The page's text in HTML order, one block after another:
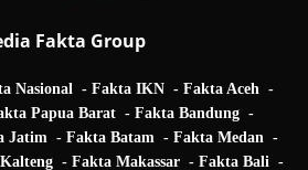
Fakta Group
Nasional Fakta IKN
Fakta Aceh
Papua Barat
Fakta Bandung
Jatim Fakta Batam
Fakta Medan
Fakta Makassar Fakta Bali